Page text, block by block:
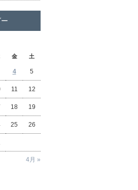
金 土
4月 »
4 5
11 12
18 19
25 26